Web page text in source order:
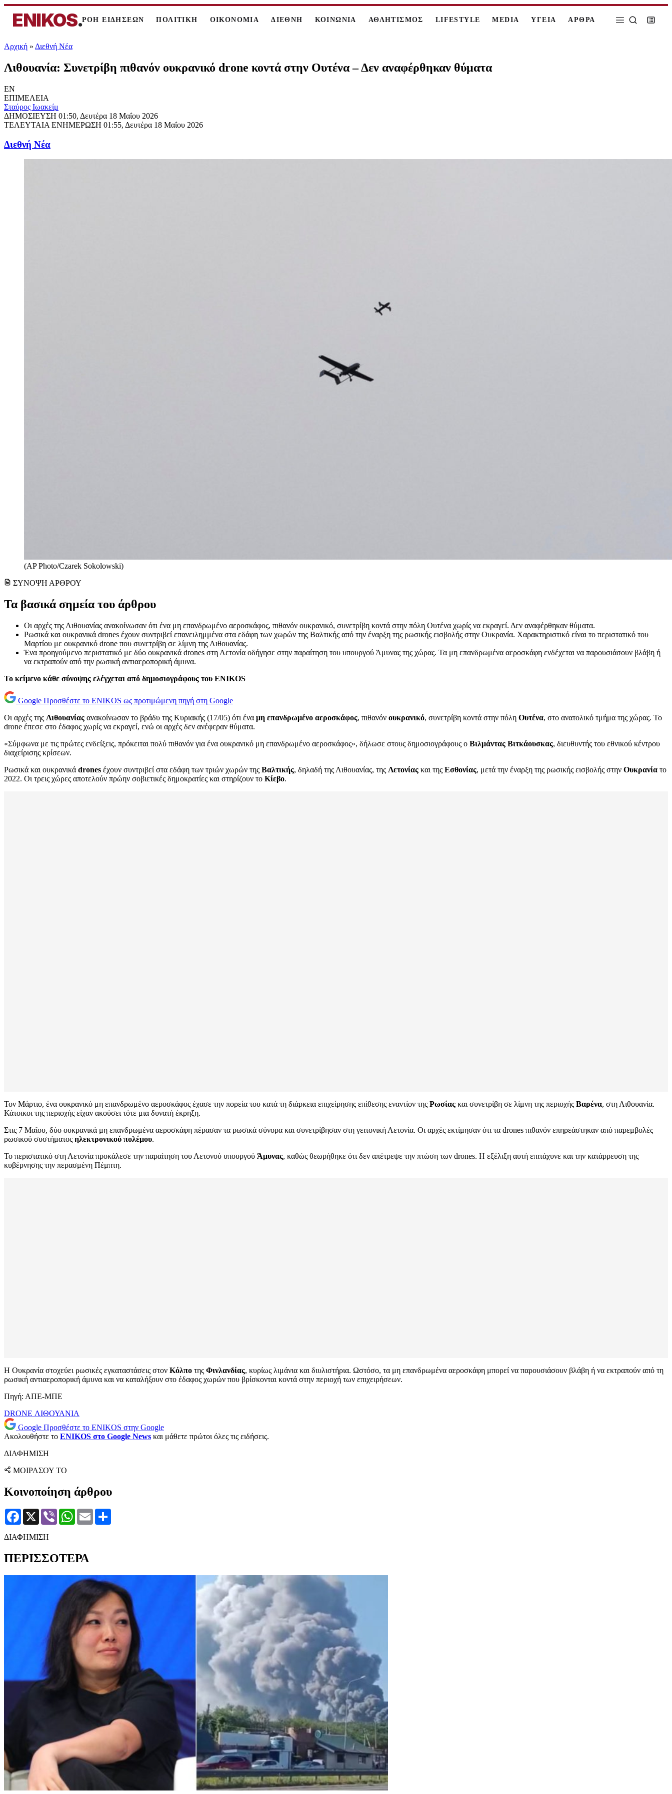
ENIKOS.ΡΟΗ ΕΙΔΗΣΕΩΝ ΠΟΛΙΤΙΚΗ ΟΙΚΟΝΟΜΙΑ ΔΙΕΘΝΗ ΚΟΙΝΩΝΙΑ ΑΘΛΗΤΙΣΜΟΣ LIFESTYLE MEDIA ΥΓΕΙΑ ΑΡΘΡΑ
Αρχική » Διεθνή Νέα
Λιθουανία: Συνετρίβη πιθανόν ουκρανικό drone κοντά στην Ουτένα – Δεν αναφέρθηκαν θύματα
EN
ΕΠΙΜΕΛΕΙΑ
Σταύρος Ιωακείμ
ΔΗΜΟΣΙΕΥΣΗ 01:50, Δευτέρα 18 Μαΐου 2026
ΤΕΛΕΥΤΑΙΑ ΕΝΗΜΕΡΩΣΗ 01:55, Δευτέρα 18 Μαΐου 2026
Διεθνή Νέα
(AP Photo/Czarek Sokolowski)
ΣΥΝΟΨΗ ΑΡΘΡΟΥ
Τα βασικά σημεία του άρθρου
Οι αρχές της Λιθουανίας ανακοίνωσαν ότι ένα μη επανδρωμένο αεροσκάφος, πιθανόν ουκρανικό, συνετρίβη κοντά στην πόλη Ουτένα χωρίς να εκραγεί. Δεν αναφέρθηκαν θύματα.
Ρωσικά και ουκρανικά drones έχουν συντριβεί επανειλημμένα στα εδάφη των χωρών της Βαλτικής από την έναρξη της ρωσικής εισβολής στην Ουκρανία. Χαρακτηριστικό είναι το περιστατικό του
Μαρτίου με ουκρανικό drone που συνετρίβη σε λίμνη της Λιθουανίας.
Ένα προηγούμενο περιστατικό με δύο ουκρανικά drones στη Λετονία οδήγησε στην παραίτηση του υπουργού Άμυνας της χώρας. Τα μη επανδρωμένα αεροσκάφη ενδέχεται να παρουσιάσουν βλάβη ή
να εκτραπούν από την ρωσική αντιαεροπορική άμυνα.
Το κείμενο κάθε σύνοψης ελέγχεται από δημοσιογράφους του ENIKOS
Google Προσθέστε το ENIKOS ως προτιμώμενη πηγή στη Google
Οι αρχές της Λιθουανίας ανακοίνωσαν το βράδυ της Κυριακής (17/05) ότι ένα μη επανδρωμένο αεροσκάφος, πιθανόν ουκρανικό, συνετρίβη κοντά στην πόλη Ουτένα, στο ανατολικό τμήμα της χώρας. Το
drone έπεσε στο έδαφος χωρίς να εκραγεί, ενώ οι αρχές δεν ανέφεραν θύματα.
«Σύμφωνα με τις πρώτες ενδείξεις, πρόκειται πολύ πιθανόν για ένα ουκρανικό μη επανδρωμένο αεροσκάφος», δήλωσε στους δημοσιογράφους ο Βιλμάντας Βιτκάουσκας, διευθυντής του εθνικού κέντρου
διαχείρισης κρίσεων.
Ρωσικά και ουκρανικά drones έχουν συντριβεί στα εδάφη των τριών χωρών της Βαλτικής, δηλαδή της Λιθουανίας, της Λετονίας και της Εσθονίας, μετά την έναρξη της ρωσικής εισβολής στην Ουκρανία το
2022. Οι τρεις χώρες αποτελούν πρώην σοβιετικές δημοκρατίες και στηρίζουν το Κίεβο.
Τον Μάρτιο, ένα ουκρανικό μη επανδρωμένο αεροσκάφος έχασε την πορεία του κατά τη διάρκεια επιχείρησης επίθεσης εναντίον της Ρωσίας και συνετρίβη σε λίμνη της περιοχής Βαρένα, στη Λιθουανία.
Κάτοικοι της περιοχής είχαν ακούσει τότε μια δυνατή έκρηξη.
Στις 7 Μαΐου, δύο ουκρανικά μη επανδρωμένα αεροσκάφη πέρασαν τα ρωσικά σύνορα και συνετρίβησαν στη γειτονική Λετονία. Οι αρχές εκτίμησαν ότι τα drones πιθανόν επηρεάστηκαν από παρεμβολές
ρωσικού συστήματος ηλεκτρονικού πολέμου.
Το περιστατικό στη Λετονία προκάλεσε την παραίτηση του Λετονού υπουργού Άμυνας, καθώς θεωρήθηκε ότι δεν απέτρεψε την πτώση των drones. Η εξέλιξη αυτή επιτάχυνε και την κατάρρευση της
κυβέρνησης την περασμένη Πέμπτη.
Η Ουκρανία στοχεύει ρωσικές εγκαταστάσεις στον Κόλπο της Φινλανδίας, κυρίως λιμάνια και διυλιστήρια. Ωστόσο, τα μη επανδρωμένα αεροσκάφη μπορεί να παρουσιάσουν βλάβη ή να εκτραπούν από τη
ρωσική αντιαεροπορική άμυνα και να καταλήξουν στο έδαφος χωρών που βρίσκονται κοντά στην περιοχή των επιχειρήσεων.
Πηγή: ΑΠΕ-ΜΠΕ
DRONE ΛΙΘΟΥΑΝΙΑ
Google Προσθέστε το ENIKOS στην Google
Ακολουθήστε το ENIKOS στο Google News και μάθετε πρώτοι όλες τις ειδήσεις.
ΔΙΑΦΗΜΙΣΗ
ΜΟΙΡΑΣΟΥ ΤΟ
Κοινοποίηση άρθρου
Facebook
X Viber WhatsApp
Email
ΔΙΑΦΗΜΙΣΗ
ΠΕΡΙΣΣΟΤΕΡΑ